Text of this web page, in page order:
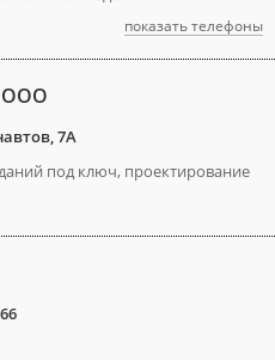
показать телефоны
ООО
7А
под ключ, проектирование